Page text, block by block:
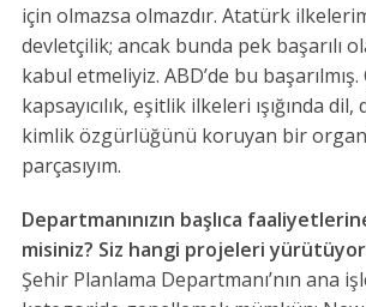
için olmazsa olmazdır. Atatürk
devletçilik; ancak bunda pek başarılı
kabul etmeliyiz. ABD’de bu
kapsayıcılık, eşitlik ilkeleri ışığında
kimlik özgürlüğünü koruyan bir
parçasıyım.
Departmanınızın başlıca
misiniz? Siz hangi projeleri
Şehir Planlama Departmanı’nın ana